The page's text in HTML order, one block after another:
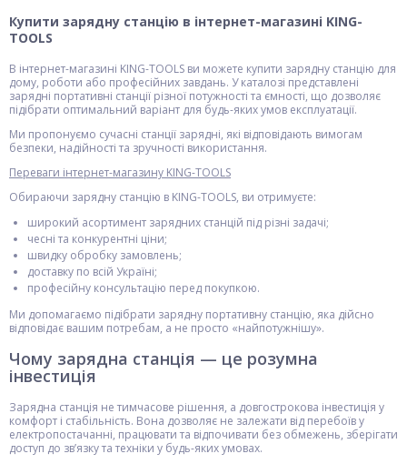
Купити зарядну станцію в інтернет-магазині KING-
TOOLS
В інтернет-магазині KING-TOOLS ви можете купити зарядну станцію для
дому, роботи або професійних завдань. У каталозі представлені
зарядні портативні станції різної потужності та ємності, що дозволяє
підібрати оптимальний варіант для будь-яких умов експлуатації.
Ми пропонуємо сучасні станції зарядні, які відповідають вимогам
безпеки, надійності та зручності використання.
Переваги інтернет-магазину KING-TOOLS
Обираючи зарядну станцію в KING-TOOLS, ви отримуєте:
широкий асортимент зарядних станцій під різні задачі;
чесні та конкурентні ціни;
швидку обробку замовлень;
доставку по всій Україні;
професійну консультацію перед покупкою.
Ми допомагаємо підібрати зарядну портативну станцію, яка дійсно
відповідає вашим потребам, а не просто «найпотужнішу».
Чому зарядна станція — це розумна
інвестиція
Зарядна станція не тимчасове рішення, а довгострокова інвестиція у
комфорт і стабільність. Вона дозволяє не залежати від перебоїв у
електропостачанні, працювати та відпочивати без обмежень, зберігати
доступ до зв’язку та техніки у будь-яких умовах.